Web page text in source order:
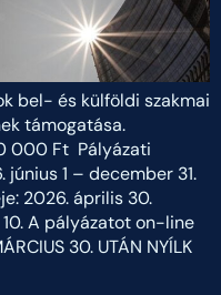
bel- és külföldi szakmai
támogatása.
000 Ft Pályázati
1 – december 31.
2026. április 30.
A pályázatot on-line
30. UTÁN NYÍLK